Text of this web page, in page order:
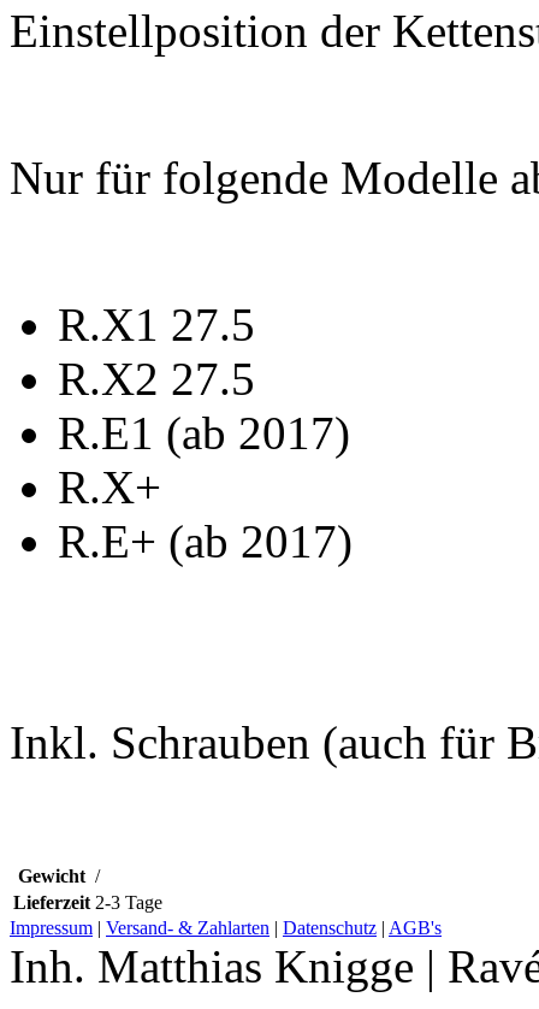
Einstellposition der
Nur für folgende Modelle
R.X1 27.5
R.X2 27.5
R.E1 (ab 2017)
R.X+
R.E+ (ab 2017)
Inkl. Schrauben (auch für
Gewicht /
Lieferzeit 2-3 Tage
Impressum | Versand- & Zahlarten | Datenschutz | AGB's
Inh. Matthias Knigge |